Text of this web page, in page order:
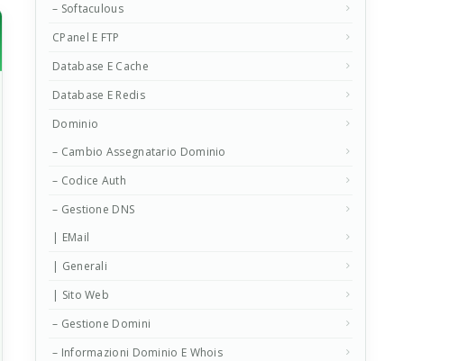
– Softaculous
CPanel E FTP
Database E Cache
Database E Redis
Dominio
– Cambio Assegnatario Dominio
– Codice Auth
– Gestione DNS
| EMail
| Generali
| Sito Web
– Gestione Domini
– Informazioni Dominio E Whois